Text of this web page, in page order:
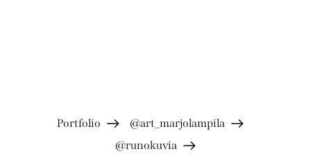
Portfolio
@art_marjolampila
@runokuvia